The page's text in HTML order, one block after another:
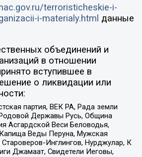
terroristicheskie-i-
i-materialy.html данные
объединений и
в отношении
вступившее в
о ликвидации или
партия, ВЕК РА, Рада земли
Державы Русь, Община
Асгардской Веси Беловодья,
Веды Перуна, Мужская
Инглингов, Нурджулар, К
Джамаат, Свидетели Иеговы,